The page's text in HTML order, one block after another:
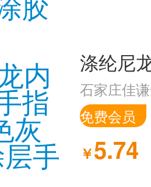
石家庄佳
免费会员
￥5.74